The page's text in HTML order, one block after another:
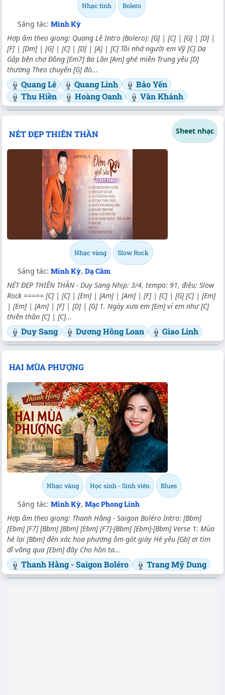
Nhạc tình Bolero
Sáng tác: Minh Kỳ
Hợp âm theo giọng: Quang Lê Intro (Bolero): [G] | [C] | [G] | [D] |
[F] | [Dm] | [G] | [C] | [D] | [A] | [C] Tôi nhớ người em Vỹ [C] Dạ
Gặp bên chợ Ðông [Em7] Ba Lần [Am] ghé miền Trung yêu [D]
thương Theo chuyến [G] đò...
Quang Lê Quang Linh
Bảo Yến
Thu Hiền
Hoàng Oanh Vân Khánh
NÉT ĐẸP THIÊN THẦN Sheet nhạc
Nhạc vàng Slow Rock
Sáng tác: Minh Kỳ, Dạ Cầm
NÉT ĐẸP THIÊN THẦN - Duy Sang Nhịp: 3/4, tempo: 91, điệu: Slow
Rock ===== [C] | [C] | [Em] | [Am] | [Am] | [F] | [C] | [G] [C] | [Em]
| [Em] | [Am] | [F] | [D] | [G] 1. Ngày xưa em [Em] ví em như [C]
thiên thần [C] | [C]...
Duy Sang Dương Hồng Loan Giao Linh
HAI MÙA PHƯỢNG
Nhạc vàng Học sinh - Sinh viên Blues
Sáng tác: Minh Kỳ, Mạc Phong Linh
Hợp âm theo giọng: Thanh Hằng - Saigon Boléro Intro: [Bbm]
[Ebm] [F7] [Bbm] [Bbm] [Ebm] [F7]-[Bbm] [Ebm]-[Bbm] Verse 1: Mùa
hè lại [Bbm] đến xác hoa phượng ôm gót giày Hè yêu [Gb] ơi tìm
dĩ vãng qua [Ebm] đây Cho hồn ta...
Thanh Hằng - Saigon Boléro Trang Mỹ Dung